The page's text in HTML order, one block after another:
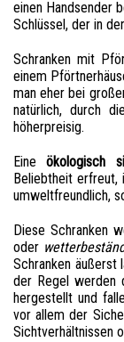
einen Handsender
Schlüssel, der in der
Schranken mit
einem
man eher bei
natürlich, durch
höherpreisig.
Eineökologisch
Beliebtheit erfreut,
umweltfreundlich,
Diese Schranken
oder
Schranken äußerst
der Regel werden
hergestellt und
vor allem der
Sichtverhältnissen